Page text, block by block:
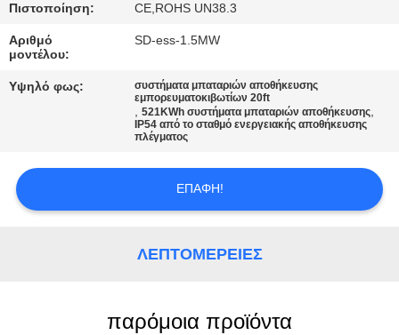
ΕΛΆΤΕ
ΣΕ
ΕΠΑΦΉ
ΖΗΤΉΣΤΕ
Πιστοποίηση: CE,ROHS UN38.3
Αριθμό
μοντέλου:
SD-ess-1.5MW
Υψηλό φως:
συστήματα μπαταριών αποθήκευσης
εμπορευματοκιβωτίων 20ft
,521KWh συστήματα μπαταριών αποθήκευσης,
IP54 από το σταθμό ενεργειακής αποθήκευσης
πλέγματος
ΕΠΑΦΉ!
ΛΕΠΤΟΜΈΡΕΙΕΣ
παρόμοια προϊόντα